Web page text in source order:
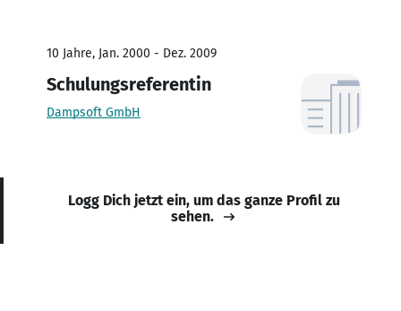
10 Jahre, Jan. 2000 - Dez. 2009
Schulungsreferentin
Dampsoft GmbH
Logg Dich jetzt ein, um das ganze Profil zu
sehen.